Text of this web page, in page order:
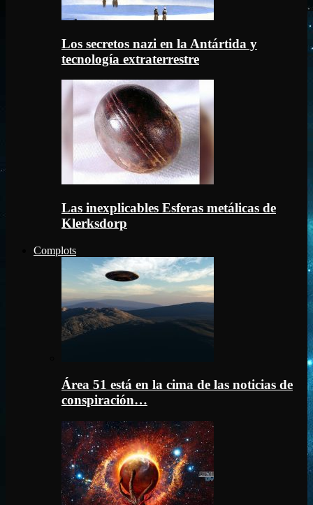
Los secretos nazi en la Antártida y
tecnología extraterrestre
Las inexplicables Esferas metálicas de
Klerksdorp
Complots
Área 51 está en la cima de las noticias de
conspiración…